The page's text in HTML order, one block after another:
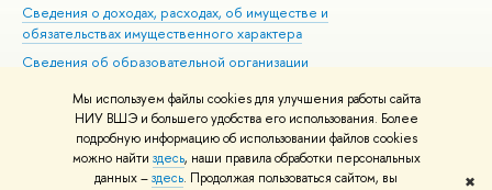
Мы используем файлы cookies для улучшения работы сайта
НИУ ВШЭ и большего удобства его использования. Более
подробную информацию об использовании файлов cookies
можно найти здесь, наши правила обработки персональных
данных –здесь. Продолжая пользоваться сайтом, вы
✖
Сведения о доходах, расходах, об имуществе и
обязательствах имущественного характера
Сведения об образовательной организации
Людям с ограниченными возможностями здоровья
Единая платежная страница
Работа в Вышке